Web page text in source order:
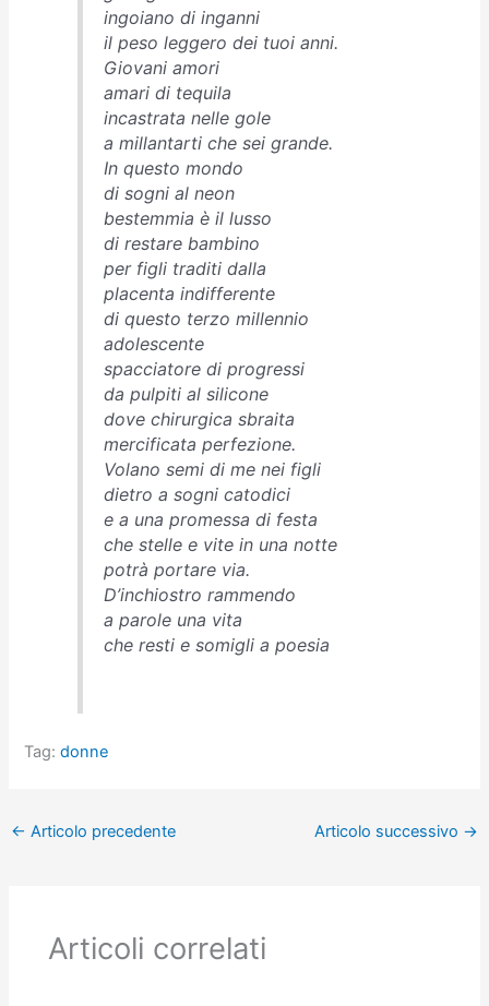
ingoiano di inganni
il peso leggero dei tuoi anni.
Giovani amori
amari di tequila
incastrata nelle gole
a millantarti che sei grande.
In questo mondo
di sogni al neon
bestemmia è il lusso
di restare bambino
per figli traditi dalla
placenta indifferente
di questo terzo millennio
adolescente
spacciatore di progressi
da pulpiti al silicone
dove chirurgica sbraita
mercificata perfezione.
Volano semi di me nei figli
dietro a sogni catodici
e a una promessa di festa
che stelle e vite in una notte
potrà portare via.
D’inchiostro rammendo
a parole una vita
che resti e somigli a poesia
Tag:donne
← Articolo precedente Articolo successivo →
Articoli correlati